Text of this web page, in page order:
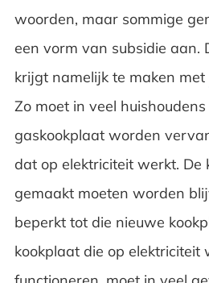
woorden, maar sommige
een vorm van subsidie aan.
krijgt namelijk te maken met
Zo moet in veel
gaskookplaat worden
dat op elektriciteit werkt. De
gemaakt moeten worden
beperkt tot die nieuwe
kookplaat die op elektriciteit